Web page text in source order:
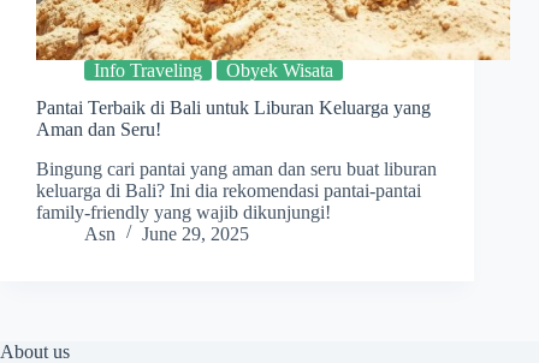
Info Traveling
Obyek Wisata
Pantai Terbaik di Bali untuk Liburan Keluarga yang
Aman dan Seru!
Bingung cari pantai yang aman dan seru buat liburan
keluarga di Bali? Ini dia rekomendasi pantai-pantai
family-friendly yang wajib dikunjungi!
Asn
June 29, 2025
About us